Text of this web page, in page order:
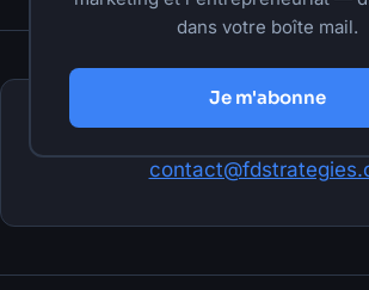
Écrivez-moi
dans votre boîte mail.
Je m'abonne